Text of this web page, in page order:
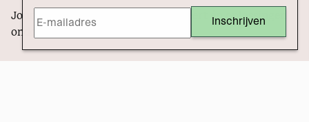
Journalistiek die de macht controleert én oplossingen
onderzoekt. Met jou.